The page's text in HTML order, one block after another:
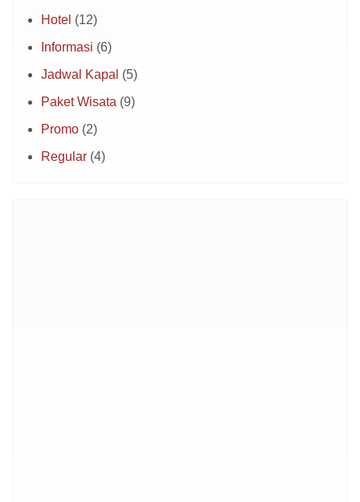
Hotel (12)
Informasi (6)
Jadwal Kapal (5)
Paket Wisata (9)
Promo (2)
Regular (4)